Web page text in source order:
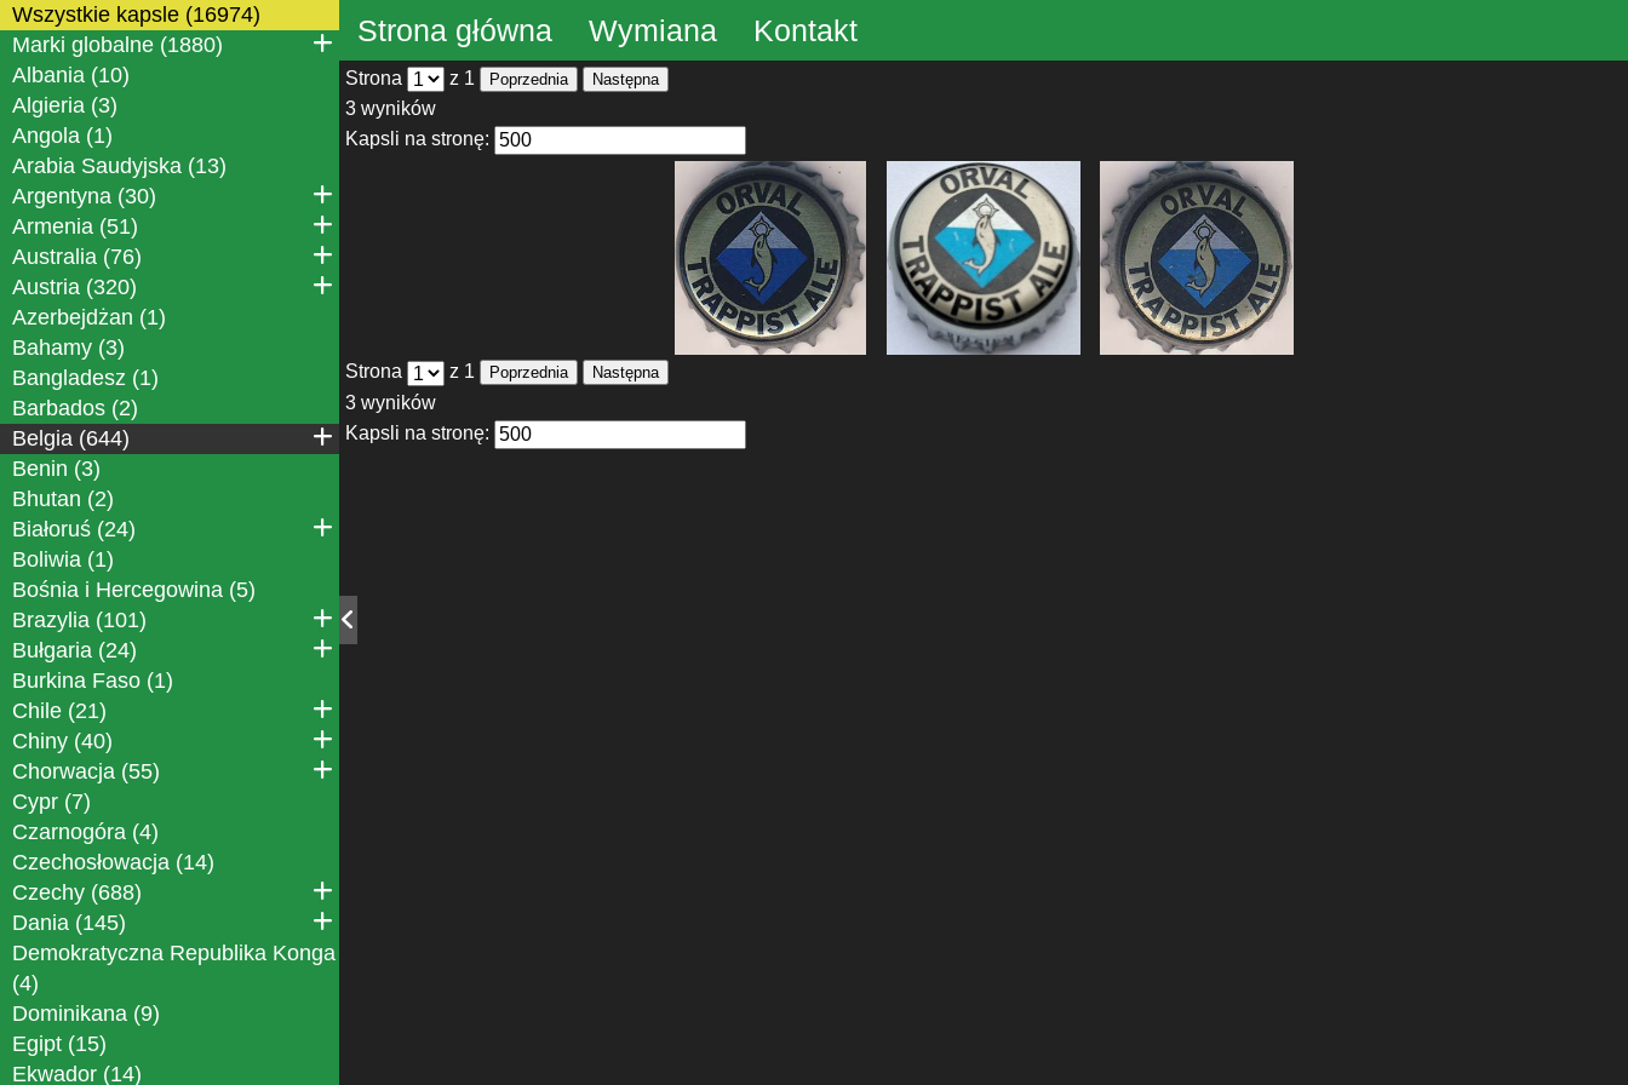
Wszystkie kapsle (16974)
Marki globalne (1880)
Albania (10)
Algieria (3)
Angola (1)
Arabia Saudyjska (13)
Argentyna (30)
Armenia (51)
Australia (76)
Austria (320)
Azerbejdżan (1)
Bahamy (3)
Bangladesz (1)
Barbados (2)
Belgia (644)
Benin (3)
Bhutan (2)
Białoruś (24)
Boliwia (1)
Bośnia i Hercegowina (5)
Brazylia (101)
Bułgaria (24)
Burkina Faso (1)
Chile (21)
Chiny (40)
Chorwacja (55)
Cypr (7)
Czarnogóra (4)
Czechosłowacja (14)
Czechy (688)
Dania (145)
Demokratyczna Republika Konga
(4)
Dominikana (9)
Egipt (15)
Ekwador (14)
Strona główna Wymiana Kontakt
Strona z 1 Poprzednia Następna
3 wyników
Kapsli na stronę:
Strona z 1 Poprzednia Następna
3 wyników
Kapsli na stronę: